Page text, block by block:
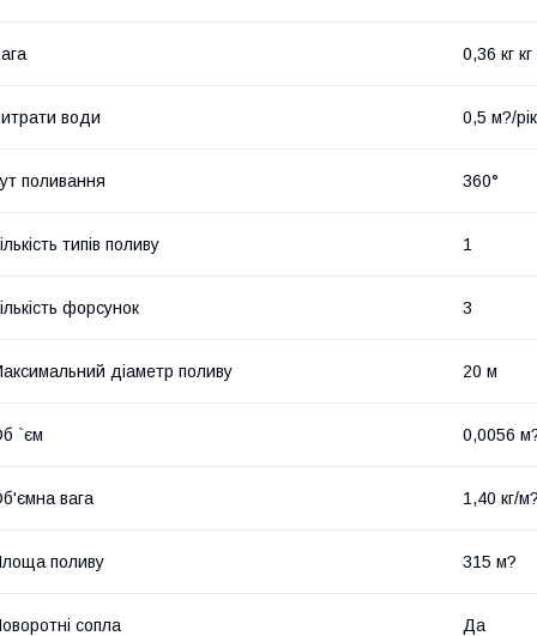
0,36 кг кг
води 0,5 м?/рік
поливання 360°
типів поливу 1
форсунок 3
діаметр поливу 20 м
`єм 0,0056
вага 1,40 кг/
поливу 315 м?
сопла Да